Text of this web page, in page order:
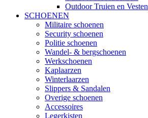
Outdoor Truien en Vesten
SCHOENEN
Militaire schoenen
Security schoenen
Politie schoenen
Wandel- & bergschoenen
Werkschoenen
Kaplaarzen
Winterlaarzen
Slippers & Sandalen
Overige schoenen
Accessoires
Legerkisten